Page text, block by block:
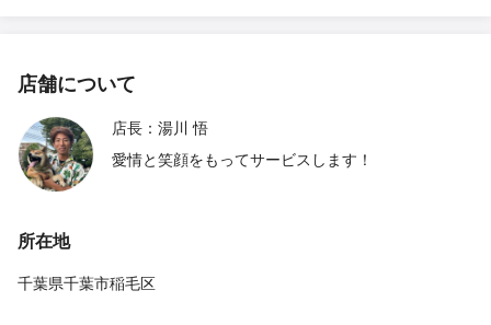
店舗について
店長：湯川 悟
愛情と笑顔をもってサービスします！
所在地
千葉県千葉市稲毛区